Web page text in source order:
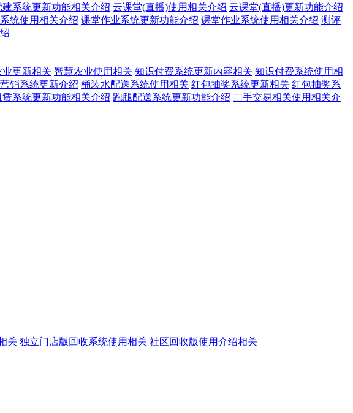
建系统更新功能相关介绍 云课堂(直播)使用相关介绍 云课堂(直播)更新功能介绍
统使用相关介绍 课堂作业系统更新功能介绍 课堂作业系统使用相关介绍 测评
业更新相关 智慧农业使用相关 知识付费系统更新内容相关 知识付费系统使用相
销系统更新介绍 桶装水配送系统使用相关 红包抽奖系统更新相关 红包抽奖系
赁系统更新功能相关介绍 跑腿配送系统更新功能介绍 二手交易相关使用相关介
关 独立门店版回收系统使用相关 社区回收版使用介绍相关